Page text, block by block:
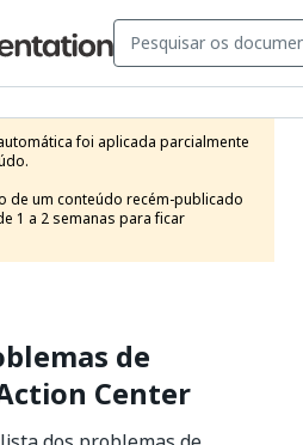
foi aplicada parcialmente
de um conteúdo recém-publicado
1 a 2 semanas para ficar
de
Center